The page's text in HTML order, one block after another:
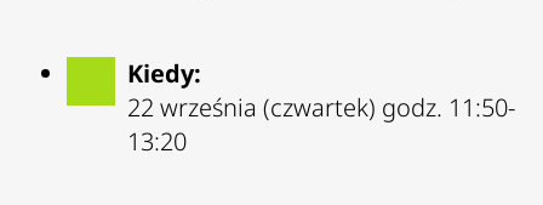
Kiedy:
22 września (czwartek) godz. 11:50-
13:20